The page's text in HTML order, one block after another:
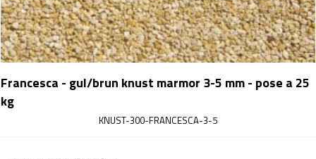
Francesca - gul/brun knust marmor 3-5 mm - pose a 25
kg
KNUST-300-FRANCESCA-3-5